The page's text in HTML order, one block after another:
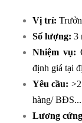
Vị trí:
Số lượng: 3
Nhiệm vụ:
định giá tại
Yêu cầu:
hàng/ BĐS...
Lương